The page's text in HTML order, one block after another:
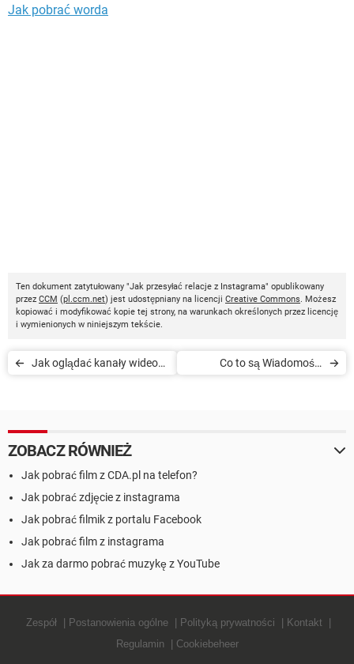
Jak pobrać worda
Ten dokument zatytułowany "Jak przesyłać relacje z Instagrama" opublikowany
przez CCM (pl.ccm.net) jest udostępniany na licencji Creative Commons. Możesz
kopiować i modyfikować kopie tej strony, na warunkach określonych przez licencję
i wymienionych w niniejszym tekście.
Jak oglądać kanały wideo
Co to są Wiadomości
ZOBACZ RÓWNIEŻ
Jak pobrać film z CDA.pl na telefon?
Jak pobrać zdjęcie z instagrama
Jak pobrać filmik z portalu Facebook
Jak pobrać film z instagrama
Jak za darmo pobrać muzykę z YouTube
Zespół Postanowienia ogólne Polityką prywatności
Kontakt
Regulamin
Cookiebeheer